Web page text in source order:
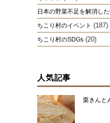
日本の野菜不足を解消し
ちこり村のイベント (187)
ちこり村のSDGs (20)
人気記事
栗きんと